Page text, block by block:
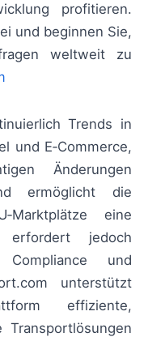
profitieren.
und beginnen Sie,
weltweit zu
Trends in
und E‑Commerce,
Änderungen
ermöglicht die
eine
erfordert jedoch
und
unterstützt
effiziente,